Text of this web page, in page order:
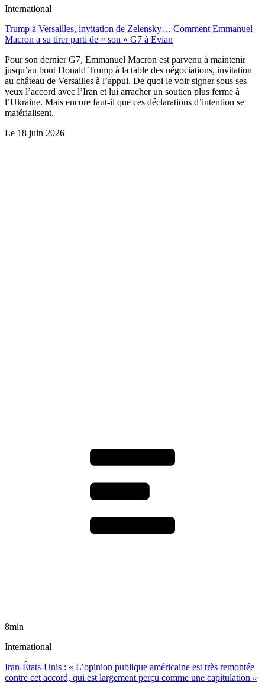
International
Trump à Versailles, invitation de Zelensky… Comment Emmanuel
Macron a su tirer parti de « son » G7 à Evian
Pour son dernier G7, Emmanuel Macron est parvenu à maintenir
jusqu’au bout Donald Trump à la table des négociations, invitation
au château de Versailles à l’appui. De quoi le voir signer sous ses
yeux l’accord avec l’Iran et lui arracher un soutien plus ferme à
l’Ukraine. Mais encore faut-il que ces déclarations d’intention se
matérialisent.
Le 18 juin 2026
8min
International
Iran-États-Unis : « L’opinion publique américaine est très remontée
contre cet accord, qui est largement perçu comme une capitulation »